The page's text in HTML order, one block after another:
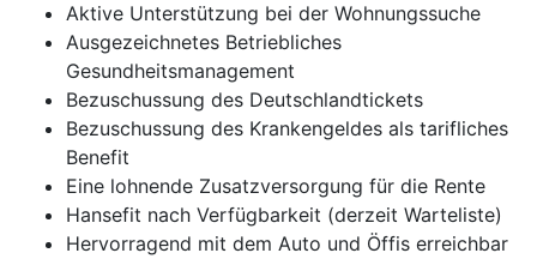
Aktive Unterstützung bei der Wohnungssuche
Ausgezeichnetes Betriebliches
Gesundheitsmanagement
Bezuschussung des Deutschlandtickets
Bezuschussung des Krankengeldes als tarifliches
Benefit
Eine lohnende Zusatzversorgung für die Rente
Hansefit nach Verfügbarkeit (derzeit Warteliste)
Hervorragend mit dem Auto und Öffis erreichbar